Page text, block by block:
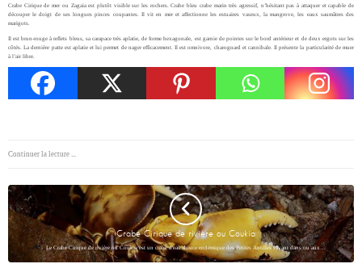
Crabe Cirique de mer ou Zagaia est plutôt visible sur les rochers. Crabe bleu crabe marin très agressif, n’hésitant pas à attaquer et capable de
découper le doigt de ses longues pinces coupantes. Il vit en mer et affectionne les estuaires vaseux, la mangrove, les eaux saumâtres des
marigots.
Il est brun-rouge à reflets bleus, sa carapace très aplatie, de forme hexagonale, est garnie de pointes sur le bord antérieur et de deux ergots sur les
côtés. La dernière patte est aplatie et lui permet de nager efficacement. Il est omnivore, charognard et cannibale. Il présente la particularité de muer
à l’air libre.
Continuer la lecture ...
Crabe Cirique de rivière ou Coukia
Le Crabe Cirique de rivière ou Coukia est un crabe d'eau douce endémique des Petites Antilles vivant dans ou aux…